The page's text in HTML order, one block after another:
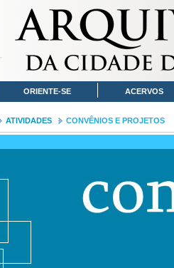
ORIENTE-SE ACERVOS
ATIVIDADES CONVÊNIOS E PROJETOS